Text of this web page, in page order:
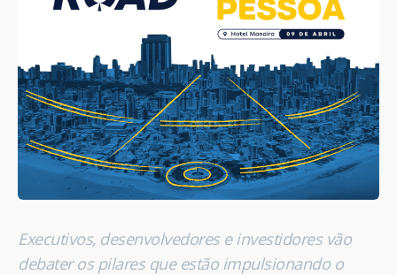
Executivos, desenvolvedores e investidores vão
debater os pilares que estão impulsionando o